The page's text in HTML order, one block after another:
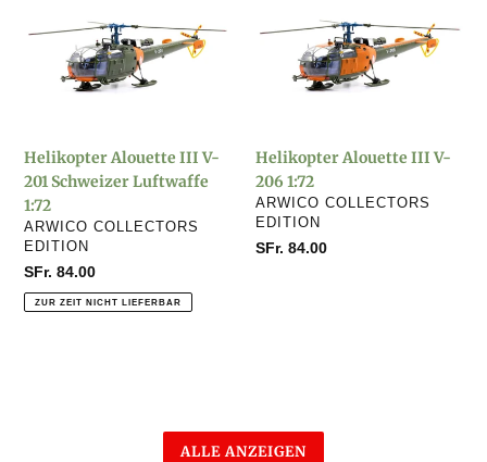
III
1:72
Helikopter Alouette III V-
201 Schweizer Luftwaffe
1:72
VERKÄUFER
ARWICO COLLECTORS
EDITION
Normaler
Preis
SFr. 84.00
ZUR ZEIT NICHT LIEFERBAR
III
Helikopter Alouette III V-
206 1:72
VERKÄUFER
ARWICO COLLECTORS
EDITION
Normaler
SFr. 84.00
ALLE ANZEIGEN